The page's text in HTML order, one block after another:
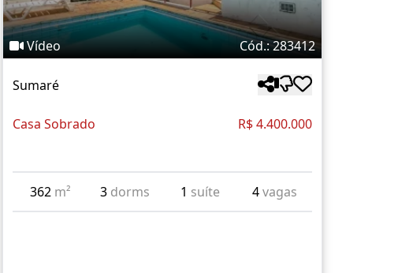
Vídeo Cód.: 283412
Sumaré
Casa Sobrado R$ 4.400.000
362 m² 3 dorms 1 suíte 4vagas